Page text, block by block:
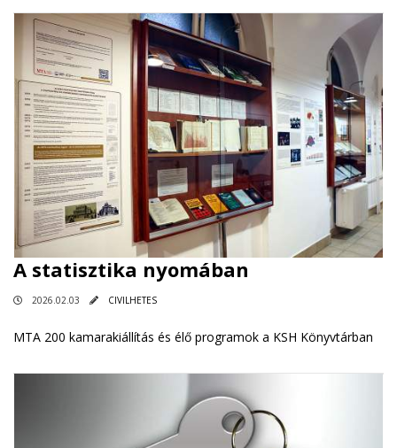
A statisztika nyomában
2026.02.03 CIVILHETES
MTA 200 kamarakiállítás és élő programok a KSH Könyvtárban